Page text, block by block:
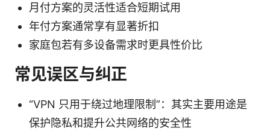
月付方案的灵活性适合短期试用
年付方案通常享有显著折扣
家庭包若有多设备需求时更具性价比
常见误区与纠正
“VPN 只用于绕过地理限制”：其实主要用途是
保护隐私和提升公共网络的安全性